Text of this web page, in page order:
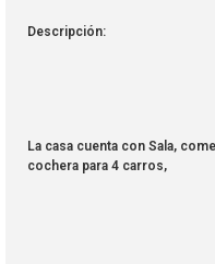
Descripción:
La casa cuenta con Sala,
cochera para 4 carros,